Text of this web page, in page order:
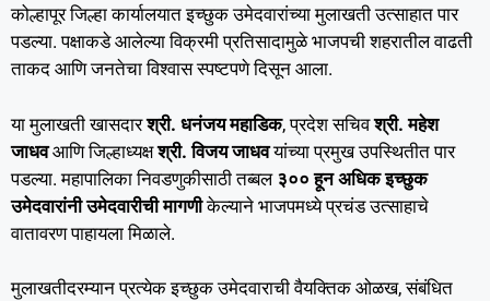
कोल्हापूर जिल्हा कार्यालयात इच्छुक उमेदवारांच्या मुलाखती उत्साहात पार
पडल्या. पक्षाकडे आलेल्या विक्रमी प्रतिसादामुळे भाजपची शहरातील वाढती
ताकद आणि जनतेचा विश्वास स्पष्टपणे दिसून आला.
या मुलाखती खासदारश्री. धनंजय महाडिक, प्रदेश सचिवश्री. महेश
जाधवआणि जिल्हाध्यक्षश्री. विजय जाधवयांच्या प्रमुख उपस्थितीत पार
पडल्या. महापालिका निवडणुकीसाठी तब्बल ३०० हून अधिक इच्छुक
उमेदवारांनी उमेदवारीची मागणीकेल्याने भाजपमध्ये प्रचंड उत्साहाचे
वातावरण पाहायला मिळाले.
मुलाखतीदरम्यान प्रत्येक इच्छुक उमेदवाराची वैयक्तिक ओळख, संबंधित